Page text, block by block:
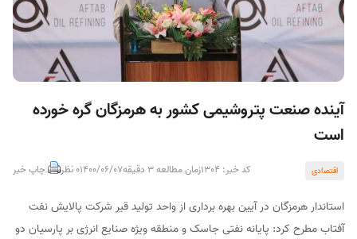
آینده صنعت پتروشیمی کشور به هرمزگان گره خورده
است
اقتصادی کد خبر: 1304 زمان مطالعه 3 دقیقه 1400/06/070 نظر چاپ خبر
استاندار هرمزگان در آیین بهره برداری از واحد تولید قیر شرکت پالایش نفت
آفتاب مطرح کرد: پایانه نفتی جاسک و منطقه ویژه صنایع انرژی بر پارسیان دو